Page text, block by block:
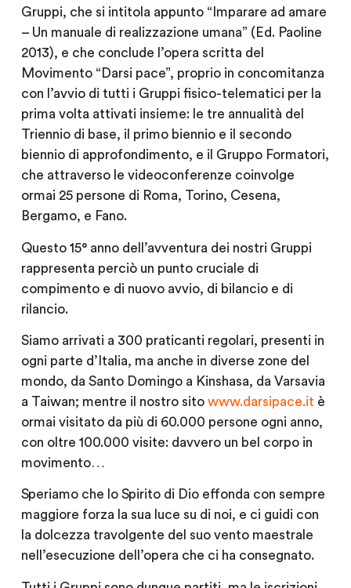
Gruppi, che si intitola appunto “Imparare ad amare
– Un manuale di realizzazione umana” (Ed. Paoline
2013), e che conclude l’opera scritta del
Movimento “Darsi pace”, proprio in concomitanza
con l’avvio di tutti i Gruppi fisico-telematici per la
prima volta attivati insieme: le tre annualità del
Triennio di base, il primo biennio e il secondo
biennio di approfondimento, e il Gruppo Formatori,
che attraverso le videoconferenze coinvolge
ormai 25 persone di Roma, Torino, Cesena,
Bergamo, e Fano.
Questo 15° anno dell’avventura dei nostri Gruppi
rappresenta perciò un punto cruciale di
compimento e di nuovo avvio, di bilancio e di
rilancio.
Siamo arrivati a 300 praticanti regolari, presenti in
ogni parte d’Italia, ma anche in diverse zone del
mondo, da Santo Domingo a Kinshasa, da Varsavia
a Taiwan; mentre il nostro sito www.darsipace.it è
ormai visitato da più di 60.000 persone ogni anno,
con oltre 100.000 visite: davvero un bel corpo in
movimento…
Speriamo che lo Spirito di Dio effonda con sempre
maggiore forza la sua luce su di noi, e ci guidi con
la dolcezza travolgente del suo vento maestrale
nell’esecuzione dell’opera che ci ha consegnato.